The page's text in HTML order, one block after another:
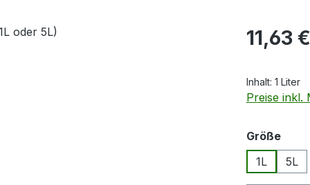
Regulärer
11,63 €
Inhalt: 1 Liter
Preise inkl.
Größe
1L
5L